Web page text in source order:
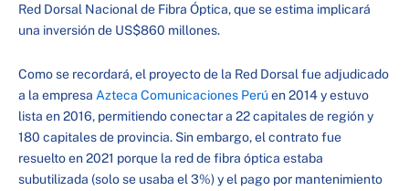
Red Dorsal Nacional de Fibra Óptica, que se estima implicará
una inversión de US$860 millones.
Como se recordará, el proyecto de la Red Dorsal fue adjudicado
a la empresa Azteca Comunicaciones Perú en 2014 y estuvo
lista en 2016, permitiendo conectar a 22 capitales de región y
180 capitales de provincia. Sin embargo, el contrato fue
resuelto en 2021 porque la red de fibra óptica estaba
subutilizada (solo se usaba el 3%) y el pago por mantenimiento